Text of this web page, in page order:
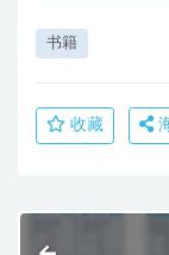
书籍
收藏